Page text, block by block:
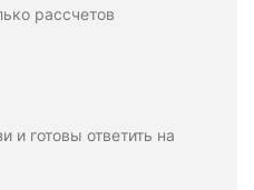
рассчетов
и готовы ответить на